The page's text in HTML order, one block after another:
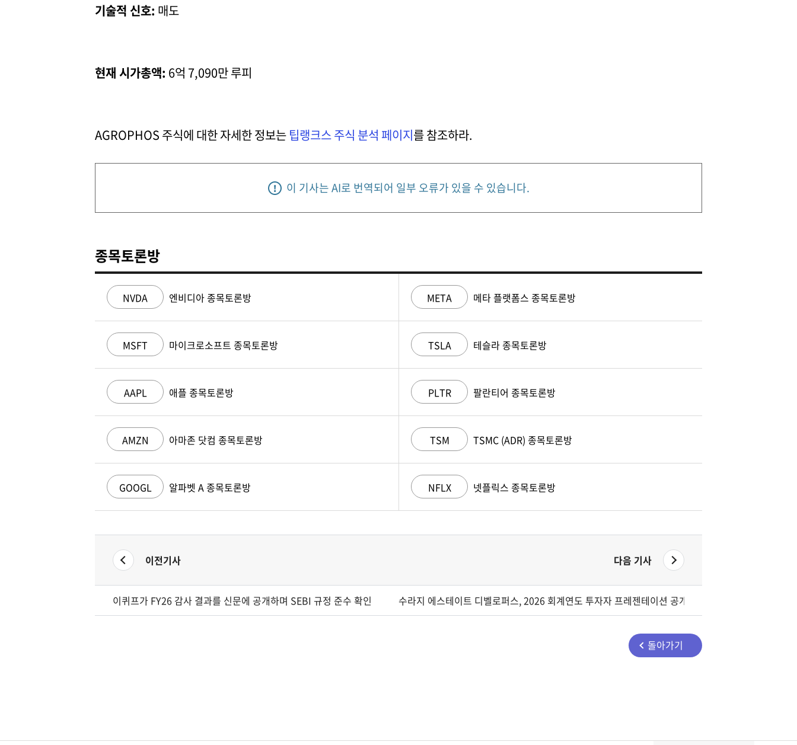
기술적 신호: 매도
현재 시가총액: 6억 7,090만 루피
AGROPHOS 주식에 대한 자세한 정보는 팁랭크스 주식 분석 페이지를 참조하라.
이 기사는 AI로 번역되어 일부 오류가 있을 수 있습니다.
종목토론방
NVDA 엔비디아 종목토론방
MSFT 마이크로소프트 종목토론방
AAPL 애플 종목토론방
AMZN 아마존 닷컴 종목토론방
GOOGL 알파벳 A 종목토론방
META 메타 플랫폼스 종목토론방
TSLA 테슬라 종목토론방
PLTR 팔란티어 종목토론방
TSM TSMC (ADR) 종목토론방
NFLX 넷플릭스 종목토론방
이전기사 다음 기사
이퀴프가 FY26 감사 결과를 신문에 공개하며 SEBI 규정 준수 확인 수라지 에스테이트 디벨로퍼스, 2026 회계연도 투자자 프레젠테이션 공개
돌아가기